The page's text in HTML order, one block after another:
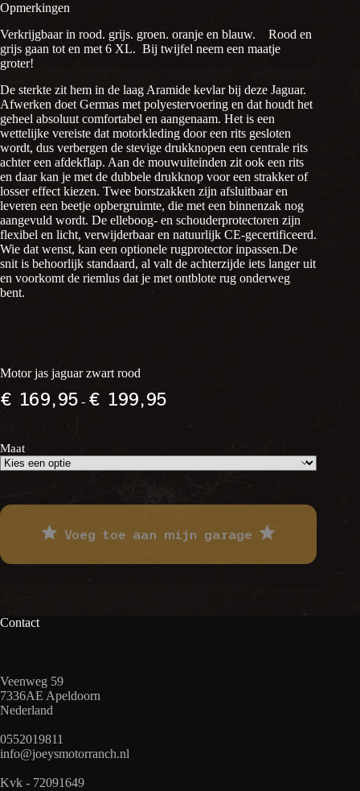
Opmerkingen
Verkrijgbaar in rood. grijs. groen. oranje en blauw. Rood en
grijs gaan tot en met 6 XL. Bij twijfel neem een maatje
groter!
De sterkte zit hem in de laag Aramide kevlar bij deze Jaguar.
Afwerken doet Germas met polyestervoering en dat houdt het
geheel absoluut comfortabel en aangenaam. Het is een
wettelijke vereiste dat motorkleding door een rits gesloten
wordt, dus verbergen de stevige drukknopen een centrale rits
achter een afdekflap. Aan de mouwuiteinden zit ook een rits
en daar kan je met de dubbele drukknop voor een strakker of
losser effect kiezen. Twee borstzakken zijn afsluitbaar en
leveren een beetje opbergruimte, die met een binnenzak nog
aangevuld wordt. De elleboog- en schouderprotectoren zijn
flexibel en licht, verwijderbaar en natuurlijk CE-gecertificeerd.
Wie dat wenst, kan een optionele rugprotector inpassen.De
snit is behoorlijk standaard, al valt de achterzijde iets langer uit
en voorkomt de riemlus dat je met ontblote rug onderweg
bent.
Motor jas jaguar zwart rood
€169,95 - €199,95
Maat
Voeg toe aan mijn garage
Contact
Veenweg 59
7336AE Apeldoorn
Nederland
0552019811
info@joeysmotorranch.nl
Kvk - 72091649